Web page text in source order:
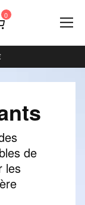
de
les